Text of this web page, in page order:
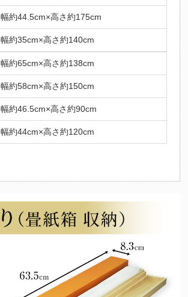
幅約44.5cm×高さ約175cm
幅約35cm×高さ約140cm
幅約65cm×高さ約138cm
幅約58cm×高さ約150cm
幅約46.5cm×高さ約90cm
幅約44cm×高さ約120cm